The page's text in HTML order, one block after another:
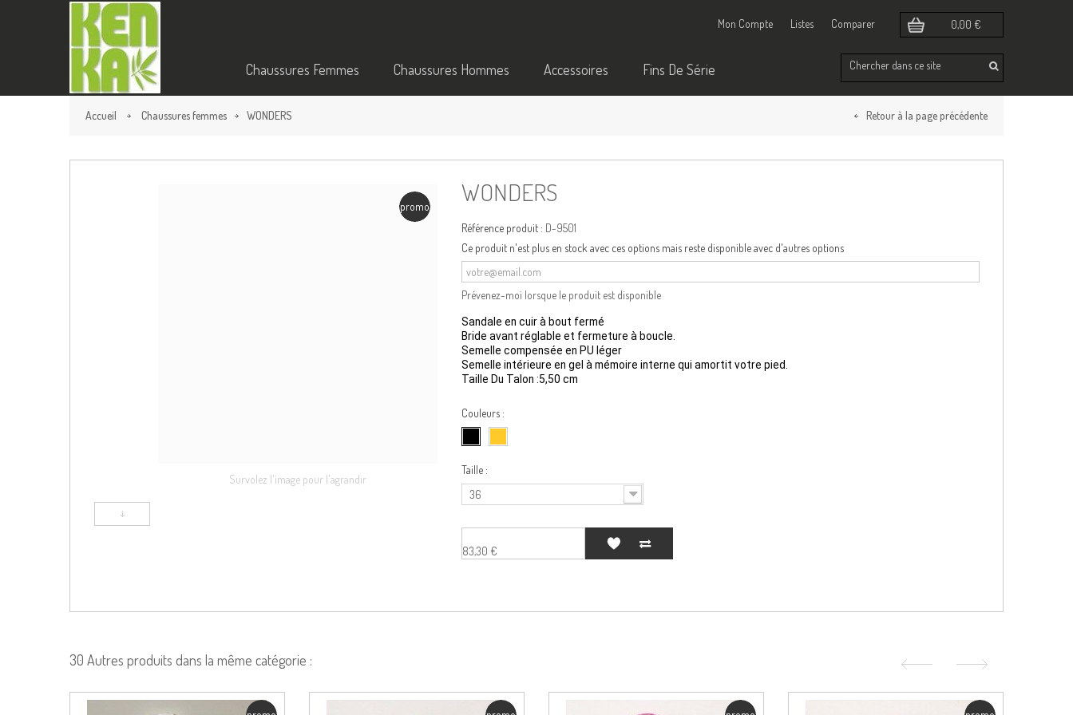
0,00 €
Comparer
Listes
Mon Compte
Chaussures Femmes Chaussures Hommes Accessoires Fins De Série
Accueil Chaussures femmes WONDERS Retour à la page précédente
promo
Survolez l'image pour l'agrandir
WONDERS
Référence produit : D-9501
Ce produit n'est plus en stock avec ces options mais reste disponible avec d'autres options
Prévenez-moi lorsque le produit est disponible
Sandale en cuir à bout fermé
Bride avant réglable et fermeture à boucle.
Semelle compensée en PU léger
Semelle intérieure en gel à mémoire interne qui amortit votre pied.
Taille Du Talon :5,50 cm
Couleurs :
Taille :
36
83,30 €
30 Autres produits dans la même catégorie :